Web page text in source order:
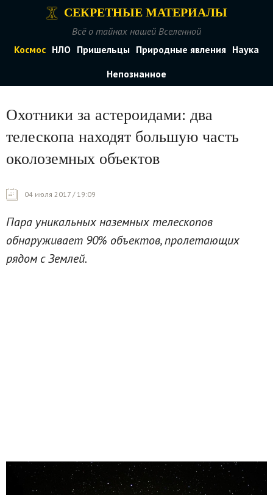
СЕКРЕТНЫЕ МАТЕРИАЛЫ
Всё о тайнах нашей Вселенной
Космос НЛО Пришельцы Природные явления Наука
Непознанное
Охотники за астероидами: два
телескопа находят большую часть
околоземных объектов
04 июля 2017 / 19:09
Пара уникальных наземных телескопов
обнаруживает 90% объектов, пролетающих
рядом с Землей.